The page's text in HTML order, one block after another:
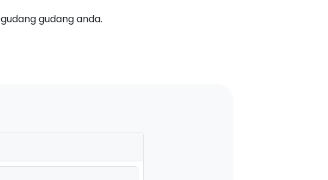
gudang anda.